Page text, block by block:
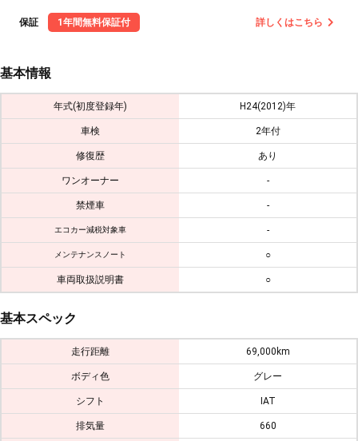
保証 1年間無料保証付 詳しくはこちら
基本情報
年式(初度登録年) H24(2012)年
車検 2年付
修復歴 あり
ワンオーナー -
禁煙車 -
エコカー減税対象車 -
メンテナンスノート ○
車両取扱説明書 ○
基本スペック
走行距離 69,000km
ボディ色 グレー
シフト IAT
排気量 660